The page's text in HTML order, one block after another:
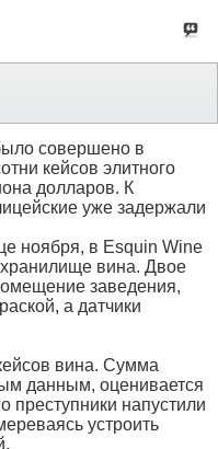
совершено в
кейсов элитного
долларов. К
уже задержали
ноября, в Esquin Wine
вина. Двое
заведения,
а датчики
вина. Сумма
данным, оценивается
преступники напустили
устроить